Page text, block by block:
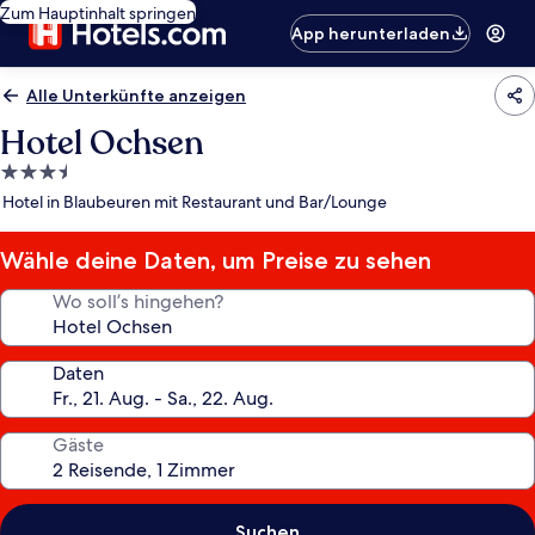
Zum Hauptinhalt springen
App herunterladen
Alle Unterkünfte anzeigen
Hotel Ochsen
3.5-
Sterne-
Hotel in Blaubeuren mit Restaurant und Bar/Lounge
Wähle deine Daten, um Preise zu sehen
Wo soll’s hingehen?
Daten
Gäste